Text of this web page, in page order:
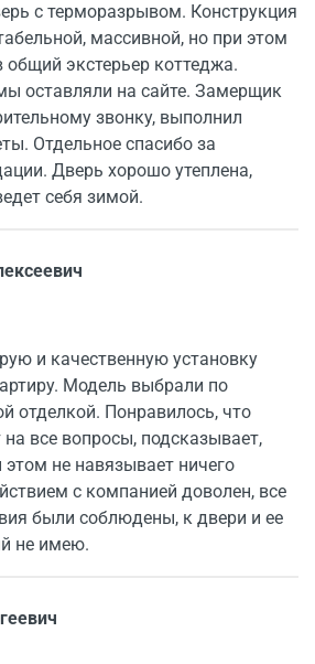
с терморазрывом. Конструкция
массивной, но при этом
общий экстерьер коттеджа.
оставляли на сайте. Замерщик
звонку, выполнил
Отдельное спасибо за
Дверь хорошо утеплена,
себя зимой.
и качественную установку
Модель выбрали по
отделкой. Понравилось, что
все вопросы, подсказывает,
этом не навязывает ничего
с компанией доволен, все
были соблюдены, к двери и ее
не имею.